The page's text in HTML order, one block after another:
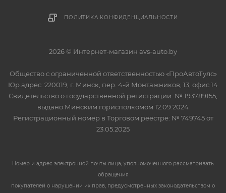
ПОЛИТИКА КОНФИДЕНЦИАЛЬНОСТИ
2026 © Интернет-магазин avs-auto.by
Общество с ограниченной ответственностью «ПроАвтоТулс»
Юр.адрес: 220019, г. Минск, пер. 4-й Монтажников, 13, офис 14
Свидетельство о государственной регистрации: № 193789155,
выдано Минским горисполкомом 12.09.2024
Регистрационный номер в Торговом реестре: № 749745 от
23.05.2025
Номер и адрес электронной почты лица, уполномоченного рассматривать
обращения
покупателей о нарушении их прав, предусмотренных законодательством о